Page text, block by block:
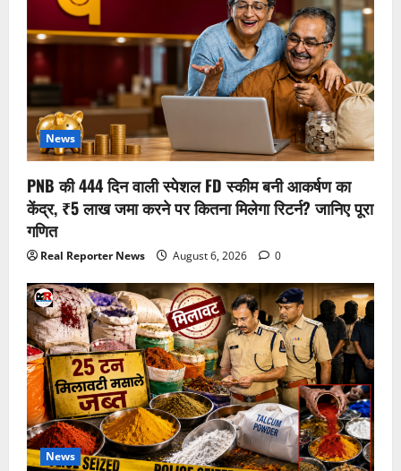
News
PNB की 444 दिन वाली स्पेशल FD स्कीम बनी आकर्षण का
केंद्र, ₹5 लाख जमा करने पर कितना मिलेगा रिटर्न? जानिए पूरा
गणित
Real Reporter News August 6, 2026 0
News